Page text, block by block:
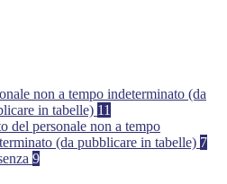
non a tempo indeterminato (da
in tabelle) 11
del personale non a tempo
(da pubblicare in tabelle) 7
9